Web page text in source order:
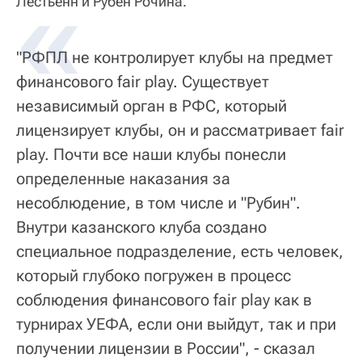
"РФПЛ не контролирует клубы на предмет
финансового fair play. Существует
независимый орган в РФС, который
лицензирует клубы, он и рассматривает fair
play. Почти все наши клубы понесли
определенные наказания за
несоблюдение, в том числе и "Рубин".
Внутри казанского клуба создано
специальное подразделение, есть человек,
который глубоко погружен в процесс
соблюдения финансового fair play как в
турнирах УЕФА, если они выйдут, так и при
получении лицензии в России", - сказал